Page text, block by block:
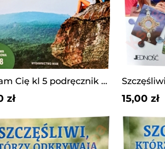
Szukam Cię kl 5 podręcznik WAM
zł 15,00 zł